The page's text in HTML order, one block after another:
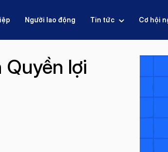
Người lao động Tin tức Cơ hội
Quyền lợi